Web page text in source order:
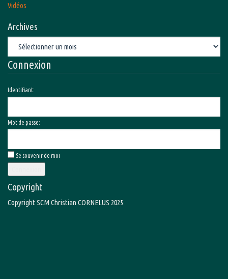
Vidéos
Archives
Connexion
Identifiant:
Mot de passe:
Se souvenir de moi
Copyright
Copyright SCM Christian CORNELUS 2025